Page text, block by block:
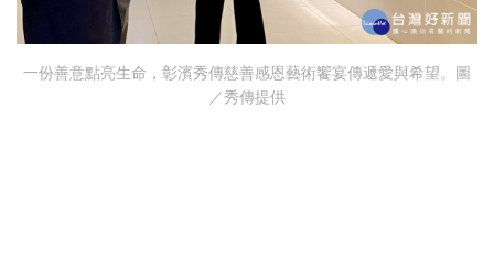
一份善意點亮生命，彰濱秀傳慈善感恩藝術饗宴傳遞愛與希望。圖
／秀傳提供